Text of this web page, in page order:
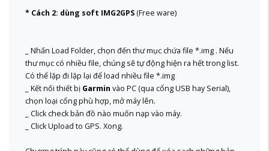
* Cách 2: dùng soft IMG2GPS(Free ware)
_ Nhấn Load Folder, chọn đến thư mục chứa file *.img . Nếu
thư mục có nhiều file, chúng sẽ tự động hiện ra hết trong list.
Có thể lặp đi lặp lại để load nhiều file *.img
_ Kết nối thiết bị Garmin vào PC (qua cổng USB hay Serial),
chọn loại cổng phù hợp, mở máy lên.
_ Click check bản đồ nào muốn nạp vào máy.
_ Click Upload to GPS. Xong.